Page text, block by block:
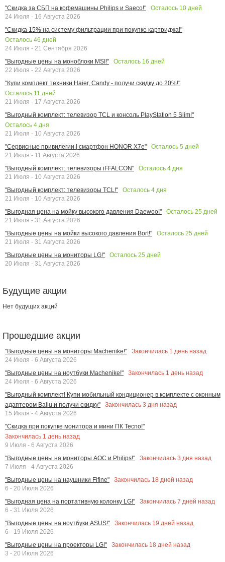
"Скидка за СБП на кофемашины Philips и Saeco!"
Осталось 10 дней
24 Июля - 16 Августа 2026
"Скидка 15% на систему фильтрации при покупке картриджа!"
Осталось 46 дней
24 Июля - 21 Сентября 2026
"Выгодные цены на моноблоки MSI!"
Осталось 16 дней
22 Июля - 22 Августа 2026
"Купи комплект техники Haier, Candy - получи скидку до 20%!"
Осталось 11 дней
21 Июля - 17 Августа 2026
"Выгодный комплект: телевизор TCL и консоль PlayStation 5 Slim!"
Осталось 4 дня
21 Июля - 10 Августа 2026
"Сервисные привилегии | смартфон HONOR X7e"
Осталось 5 дней
21 Июля - 11 Августа 2026
"Выгодный комплект: телевизоры iFFALCON"
Осталось 4 дня
21 Июля - 10 Августа 2026
"Выгодный комплект: телевизоры TCL!"
Осталось 4 дня
21 Июля - 10 Августа 2026
"Выгодная цена на мойку высокого давления Daewoo!"
Осталось 25 дней
21 Июля - 31 Августа 2026
"Выгодные цены на мойки высокого давления Bort!"
Осталось 25 дней
21 Июля - 31 Августа 2026
"Выгодные цены на мониторы LG!"
Осталось 25 дней
20 Июля - 31 Августа 2026
Будущие акции
Нет будущих акций
Прошедшие акции
"Выгодные цены на мониторы Machenike!" Закончилась 1 день назад
24 Июля - 6 Августа 2026
"Выгодные цены на ноутбуки Machenike!"
Закончилась 1 день назад
24 Июля - 6 Августа 2026
"Выгодный комплект! Купи мобильный кондиционер в комплекте с оконным
адаптером Ballu и получи скидку"
Закончилась 3 дня назад
15 Июля - 4 Августа 2026
"Скидка при покупке монитора и мини ПК Tecno!"
Закончилась 1 день назад
9 Июля - 6 Августа 2026
"Выгодные цены на мониторы AOC и Philips!"
Закончилась 3 дня назад
7 Июля - 4 Августа 2026
"Выгодные цены на наушники Fifine"
Закончилась 18 дней назад
6 - 20 Июля 2026
"Выгодная цена на портативную колонку LG!"
Закончилась 7 дней назад
6 - 31 Июля 2026
"Выгодные цены на ноутбуки ASUS!"
Закончилась 19 дней назад
6 - 19 Июля 2026
"Выгодные цены на проекторы LG!"
Закончилась 18 дней назад
3 - 20 Июля 2026